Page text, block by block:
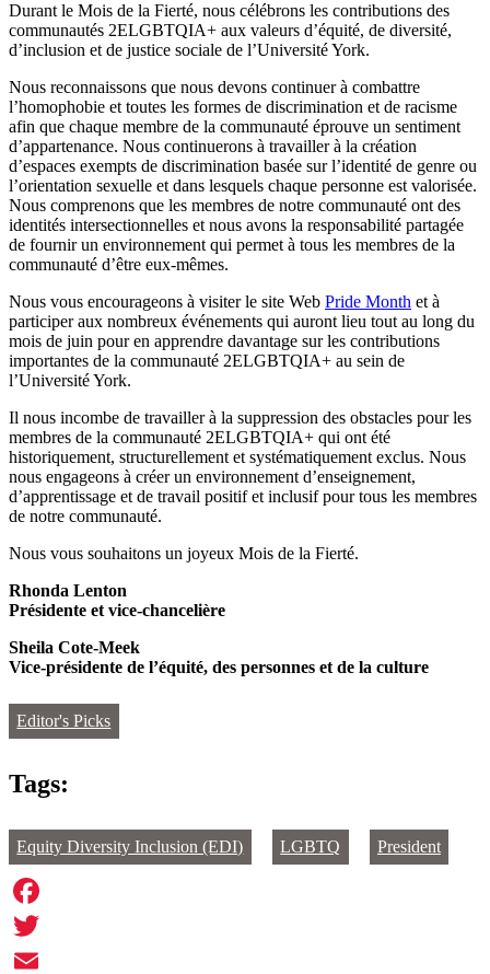
Durant le Mois de la Fierté, nous célébrons les contributions des
communautés 2ELGBTQIA+ aux valeurs d’équité, de diversité,
d’inclusion et de justice sociale de l’Université York.
Nous reconnaissons que nous devons continuer à combattre
l’homophobie et toutes les formes de discrimination et de racisme
afin que chaque membre de la communauté éprouve un sentiment
d’appartenance. Nous continuerons à travailler à la création
d’espaces exempts de discrimination basée sur l’identité de genre ou
l’orientation sexuelle et dans lesquels chaque personne est valorisée.
Nous comprenons que les membres de notre communauté ont des
identités intersectionnelles et nous avons la responsabilité partagée
de fournir un environnement qui permet à tous les membres de la
communauté d’être eux-mêmes.
Nous vous encourageons à visiter le site Web Pride Month et à
participer aux nombreux événements qui auront lieu tout au long du
mois de juin pour en apprendre davantage sur les contributions
importantes de la communauté 2ELGBTQIA+ au sein de
l’Université York.
Il nous incombe de travailler à la suppression des obstacles pour les
membres de la communauté 2ELGBTQIA+ qui ont été
historiquement, structurellement et systématiquement exclus. Nous
nous engageons à créer un environnement d’enseignement,
d’apprentissage et de travail positif et inclusif pour tous les membres
de notre communauté.
Nous vous souhaitons un joyeux Mois de la Fierté.
Rhonda Lenton
Présidente et vice-chancelière
Sheila Cote-Meek
Vice-présidente de l’équité, des personnes et de la culture
Editor's Picks
Tags:
Equity Diversity Inclusion (EDI) LGBTQ President
Facebook
Twitter